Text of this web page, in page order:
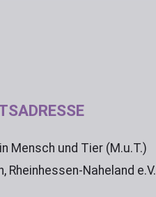
Mensch und Tier (M.u.T.)
Rheinhessen-Naheland e.V.